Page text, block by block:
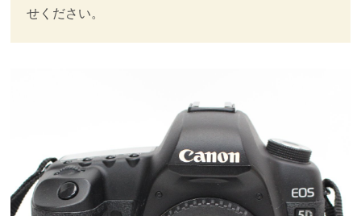
せください。